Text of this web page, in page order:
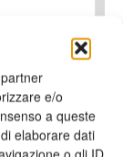
e/o
a queste
elaborare dati